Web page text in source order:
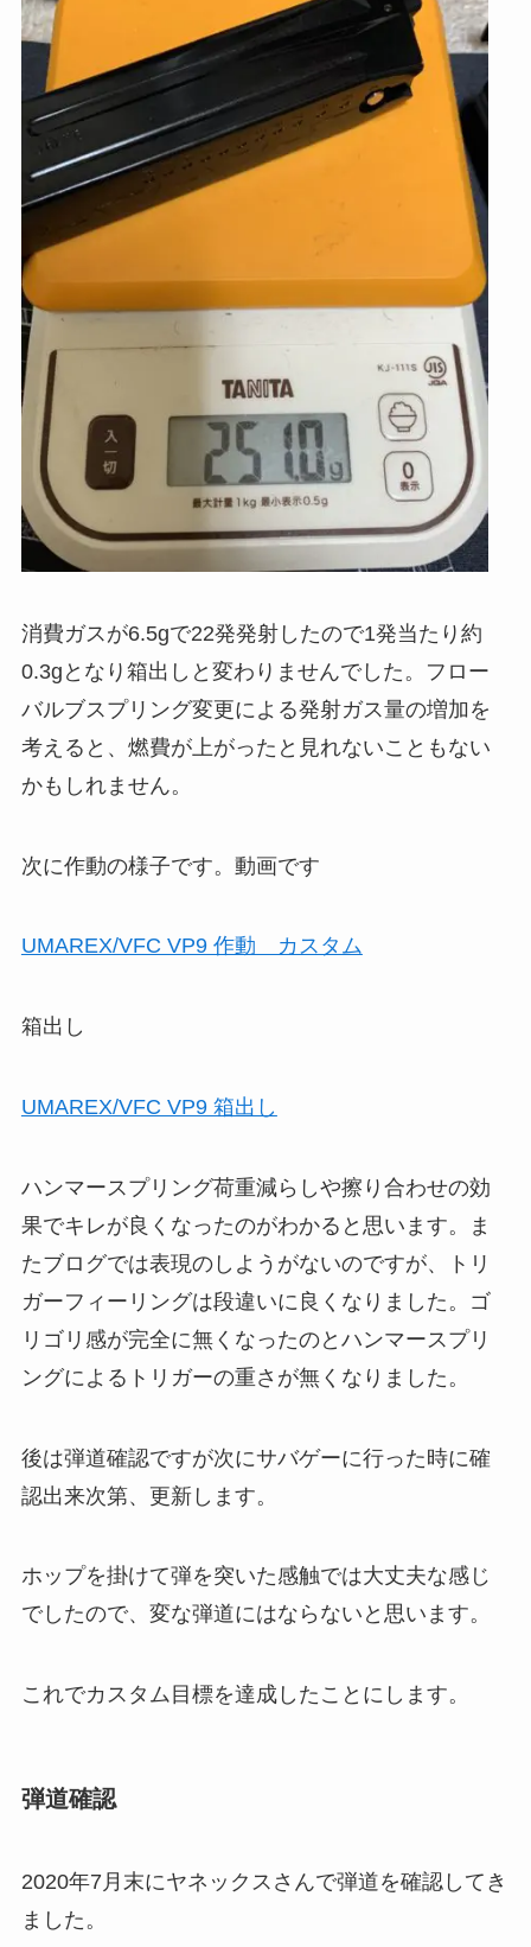
消費ガスが6.5gで22発発射したので1発当たり約
0.3gとなり箱出しと変わりませんでした。フロー
バルブスプリング変更による発射ガス量の増加を
考えると、燃費が上がったと見れないこともない
かもしれません。
次に作動の様子です。動画です
UMAREX/VFC VP9 作動 カスタム
箱出し
UMAREX/VFC VP9 箱出し
ハンマースプリング荷重減らしや擦り合わせの効
果でキレが良くなったのがわかると思います。ま
たブログでは表現のしようがないのですが、トリ
ガーフィーリングは段違いに良くなりました。ゴ
リゴリ感が完全に無くなったのとハンマースプリ
ングによるトリガーの重さが無くなりました。
後は弾道確認ですが次にサバゲーに行った時に確
認出来次第、更新します。
ホップを掛けて弾を突いた感触では大丈夫な感じ
でしたので、変な弾道にはならないと思います。
これでカスタム目標を達成したことにします。
弾道確認
2020年7月末にヤネックスさんで弾道を確認してき
ました。